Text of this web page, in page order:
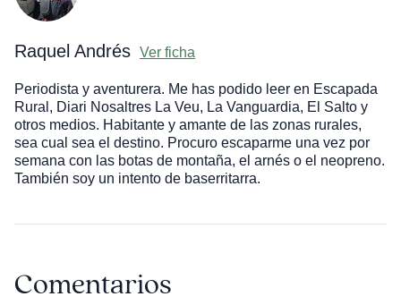
Raquel Andrés Ver ficha
Periodista y aventurera. Me has podido leer en Escapada
Rural, Diari Nosaltres La Veu, La Vanguardia, El Salto y
otros medios. Habitante y amante de las zonas rurales,
sea cual sea el destino. Procuro escaparme una vez por
semana con las botas de montaña, el arnés o el neopreno.
También soy un intento de baserritarra.
Comentarios